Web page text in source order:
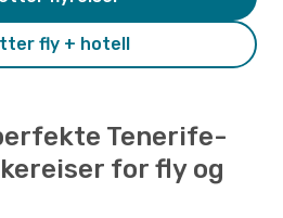
fly + hotell
Tenerife-
for fly og